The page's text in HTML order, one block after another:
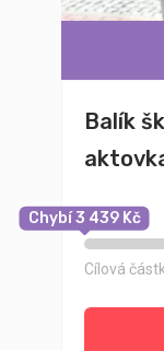
Balík
Chybí 3 439 Kč
Cílová